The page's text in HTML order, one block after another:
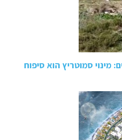
מינוי סמוטריץ הוא סיפוח